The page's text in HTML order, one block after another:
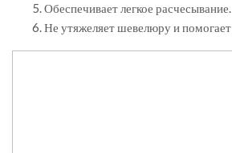
Обеспечивает легкое расчесывание.
Не утяжеляет шевелюру и